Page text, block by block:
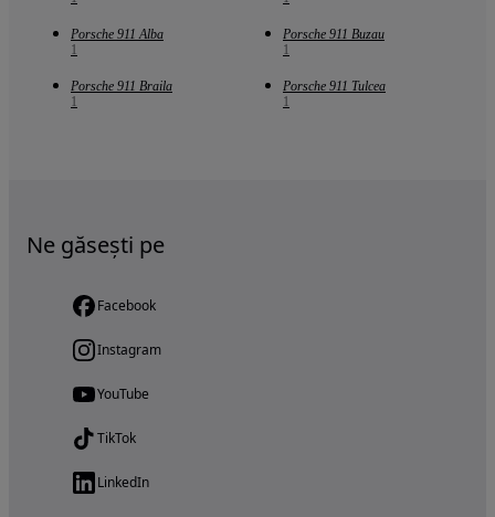
Porsche 911 Alba
1
Porsche 911 Buzau
1
Porsche 911 Braila
1
Porsche 911 Tulcea
1
Ne găsești pe
Facebook
Instagram
YouTube
TikTok
LinkedIn